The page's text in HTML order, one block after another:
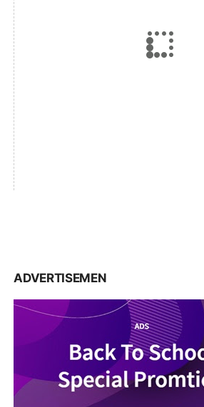
ADVERTISEMEN